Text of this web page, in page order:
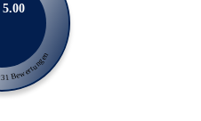
Bewertungen